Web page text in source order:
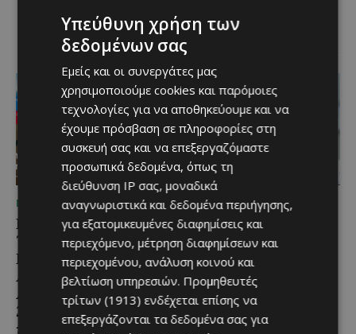
άρρηκτα...
ΜΈΝΟΥΜΕ ΕΝΗΜΕΡΩΜΈΝΟΙ
Εμβληματική
Τουριστική Έκταση στην
Παραλιακή Ζώνη
Αλαμινού με
Αδειοδοτημένη
Ξενοδοχειακή Ανάπτυξη
και Πανοραμική Θέα της
ΜΈΝΟΥΜΕ ΕΝΗΜΕΡΩΜΈΝΟΙ
Επένδυση €31 εκατ. για
εκσυγχρονισμό των
Υπηρεσιών Κοινωνικής
Ευημερίας
Το έργο υλοποιείται στο πλαίσιο
του Προγράμματος Πολιτικής
Συνοχής «ΘΑΛΕΙΑ2021-2027», με
Υπεύθυνη χρήση των
δεδομένων σας
Εμείς και οι συνεργάτες μας
χρησιμοποιούμε cookies και παρόμοιες
τεχνολογίες για να αποθηκεύουμε και να
έχουμε πρόσβαση σε πληροφορίες στη
συσκευή σας και να επεξεργαζόμαστε
προσωπικά δεδομένα, όπως τη
διεύθυνση IP σας, μοναδικά
αναγνωριστικά και δεδομένα περιήγησης,
για εξατομικευμένες διαφημίσεις και
περιεχόμενο, μέτρηση διαφημίσεων και
περιεχομένου, ανάλυση κοινού και
βελτίωση υπηρεσιών. Προμηθευτές
τρίτων (1913) ενδέχεται επίσης να
επεξεργάζονται τα δεδομένα σας για